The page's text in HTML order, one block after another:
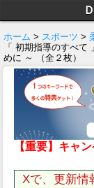
ホーム > スポーツ >
「 初期指導のすべ
めに ～ （全２枚）
【重要】キャ
Xで、更新情